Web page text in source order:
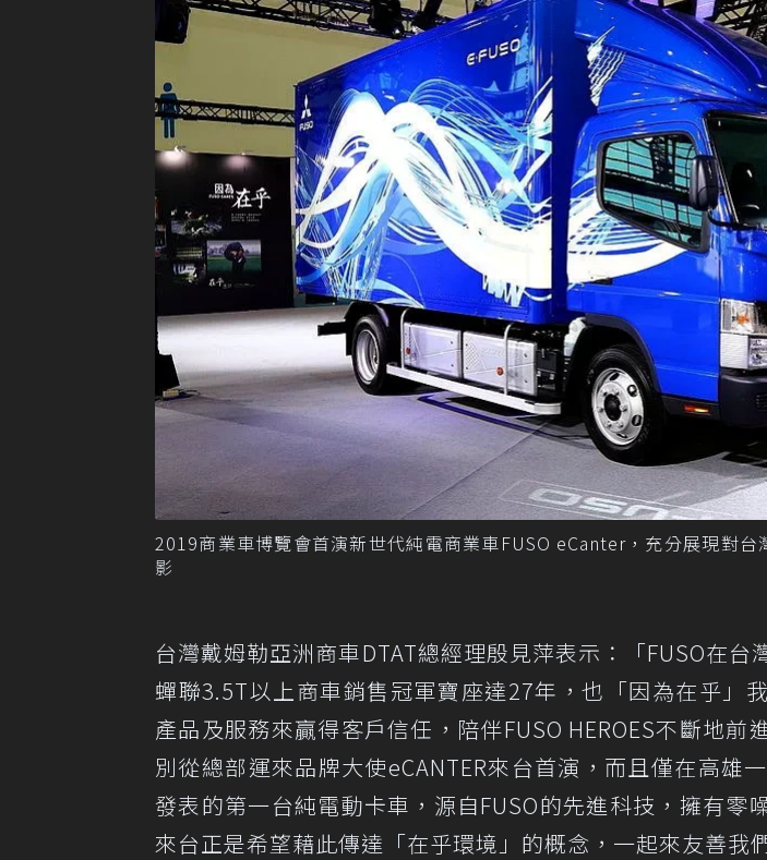
2019商業車博覽會首演新世代純電商業車FUSO eCanter，充分展現對
影
台灣戴姆勒亞洲商車DTAT總經理殷見萍表示：「FUSO在台
蟬聯3.5T以上商車銷售冠軍寶座達27年，也「因為在乎」
產品及服務來贏得客戶信任，陪伴FUSO HEROES不斷地前
別從總部運來品牌大使eCANTER來台首演，而且僅在高雄
發表的第一台純電動卡車，源自FUSO的先進科技，擁有零
來台正是希望藉此傳達「在乎環境」的概念，一起來友善我